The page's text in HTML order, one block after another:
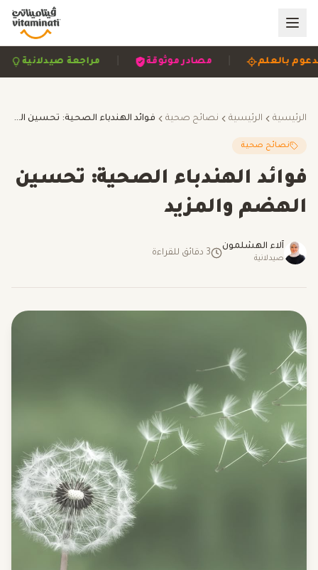
مراجعة صيدلانية | مصادر موثوقة | مدعوم بالعلم
الرئيسية الرئيسية نصائح صحية فوائد الهندباء الصحية: تحسين الهضم والمزيد
نصائح صحية
فوائد الهندباء الصحية: تحسين
الهضم والمزيد
آلاء الهشلمون
صيدلانية
3 دقائق للقراءة